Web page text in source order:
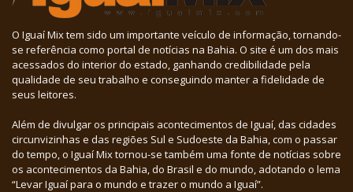
O Iguaí Mix tem sido um importante veículo de informação, tornando-
se referência como portal de notícias na Bahia. O site é um dos mais
acessados do interior do estado, ganhando credibilidade pela
qualidade de seu trabalho e conseguindo manter a fidelidade de
seus leitores.
Além de divulgar os principais acontecimentos de Iguaí, das cidades
circunvizinhas e das regiões Sul e Sudoeste da Bahia, com o passar
do tempo, o Iguaí Mix tornou-se também uma fonte de notícias sobre
os acontecimentos da Bahia, do Brasil e do mundo, adotando o lema
“Levar Iguaí para o mundo e trazer o mundo a Iguaí”.